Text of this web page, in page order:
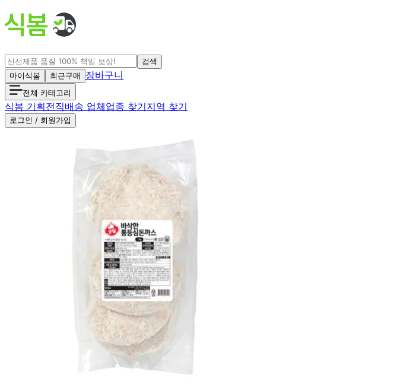
검색
마이식봄
최근구매 장바구니
전체 카테고리
식봄 기획전직배송 업체업종 찾기지역 찾기
로그인 / 회원가입